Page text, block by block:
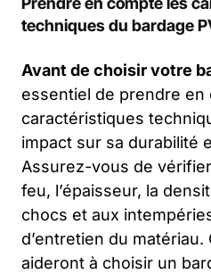
techniques du bardage
Avant de choisir votre
essentiel de prendre en
caractéristiques
impact sur sa durabilité
Assurez-vous de
feu, l’épaisseur, la
chocs et aux
d’entretien du
aideront à choisir un